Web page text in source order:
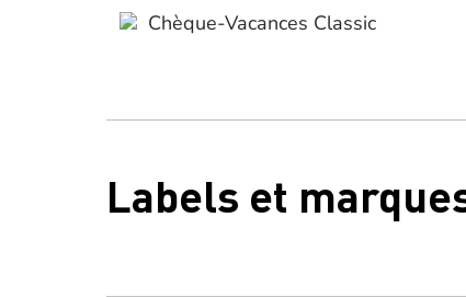
Chèque-Vacances Classic
Labels et